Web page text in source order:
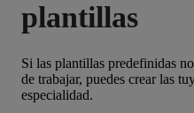
plantillas
Si las plantillas predefinidas
de trabajar, puedes crear las
especialidad.